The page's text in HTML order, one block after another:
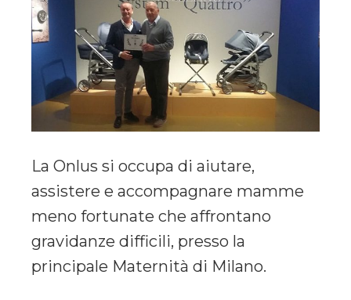
La Onlus si occupa di aiutare,
assistere e accompagnare mamme
meno fortunate che affrontano
gravidanze difficili, presso la
principale Maternità di Milano.